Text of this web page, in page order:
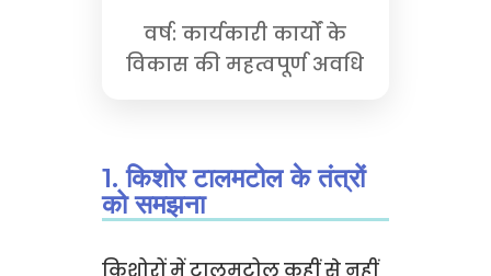
वर्ष: कार्यकारी कार्यों के
विकास की महत्वपूर्ण अवधि
1. किशोर टालमटोल के तंत्रों
को समझना
किशोरों में टालमटोल कहीं से नहीं